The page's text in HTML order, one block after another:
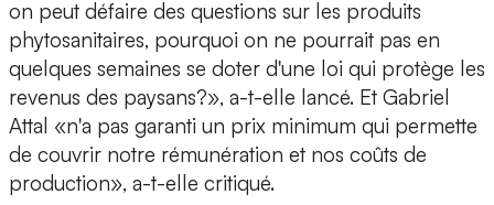
on peut défaire des questions sur les produits
phytosanitaires, pourquoi on ne pourrait pas en
quelques semaines se doter d'une loi qui protège les
revenus des paysans?», a-t-elle lancé. Et Gabriel
Attal «n'a pas garanti un prix minimum qui permette
de couvrir notre rémunération et nos coûts de
production», a-t-elle critiqué.